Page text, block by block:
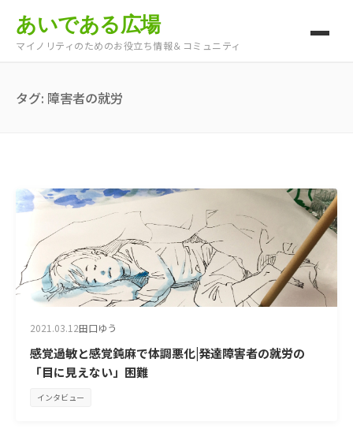
あいである広場
マイノリティのためのお役立ち情報＆コミュニティ
タグ: 障害者の就労
2021.03.12田口ゆう
感覚過敏と感覚鈍麻で体調悪化|発達障害者の就労の
「目に見えない」困難
インタビュー